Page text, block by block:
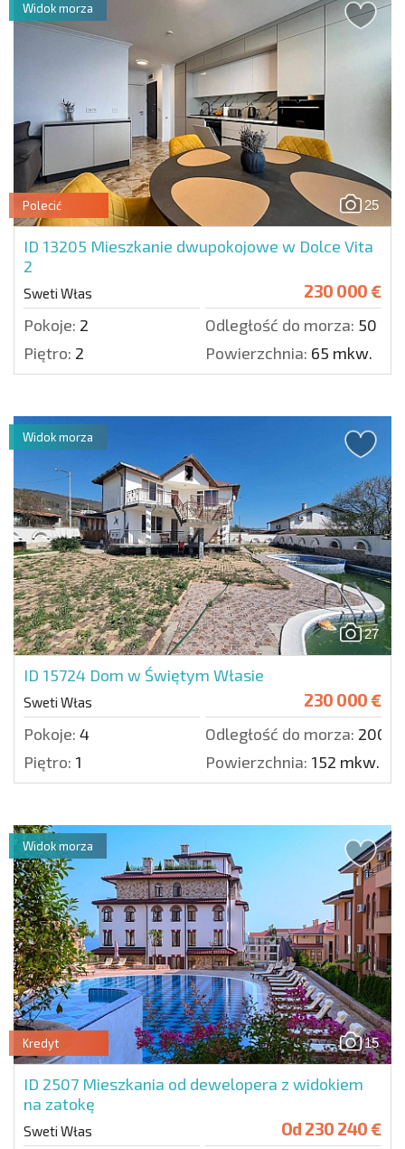
25
Polecić
ID 13205 Mieszkanie dwupokojowe w Dolce Vita
2
Sweti Włas 230 000 €
Pokoje: 2 Odległość do morza: 50 m.
Piętro: 2 Powierzchnia: 65 mkw.
Widok morza
27
ID 15724 Dom w Świętym Własie
Sweti Włas 230 000 €
Pokoje: 4 Odległość do morza: 2000
Piętro: 1 Powierzchnia: 152 mkw.
Widok morza
15
Kredyt
ID 2507 Mieszkania od dewelopera z widokiem
na zatokę
Sweti Włas Od 230 240 €
Widok morza